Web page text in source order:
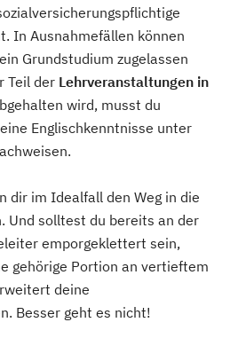
In Ausnahmefällen können
Grundstudium zugelassen
Teil der Lehrveranstaltungen in
wird, musst du
Englischkenntnisse unter
dir im Idealfall den Weg in die
Und solltest du bereits an der
emporgeklettert sein,
gehörige Portion an vertieftem
deine
Besser geht es nicht!